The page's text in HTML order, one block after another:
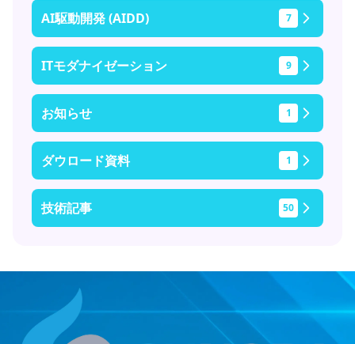
AI駆動開発 (AIDD) 7
ITモダナイゼーション 9
お知らせ 1
ダウロード資料 1
技術記事 50